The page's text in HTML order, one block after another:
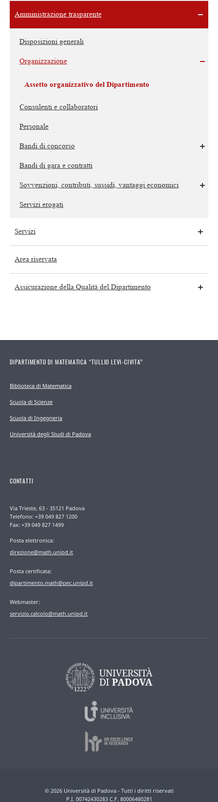
Amministrazione trasparente
Disposizioni generali
Organizzazione
Assetto organizzativo del Dipartimento
Consulenti e collaboratori
Personale
Bandi di concorso
Bandi di gara e contratti
Sovvenzioni, contributi, sussidi, vantaggi economici
Servizi erogati
Servizi
Area riservata
Assicurazione della Qualità del Dipartimento
DIPARTIMENTO DI MATEMATICA “TULLIO LEVI-CIVITA”
Biblioteca di Matematica
Scuola di Scienze
Scuola di Ingegneria
Università degli Studi di Padova
CONTATTI
Via Trieste, 63 - 35121 Padova
Telefono: +39 049 827 1200
Fax: +39 049 827 1499
Posta elettronica:
direzione@math.unipd.it
Posta certificata:
dipartimento.math@pec.unipd.it
Webmaster:
servizio.calcolo@math.unipd.it
© 2026 Università di Padova - Tutti i diritti riservati
P.I. 00742430283 C.F. 80006480281